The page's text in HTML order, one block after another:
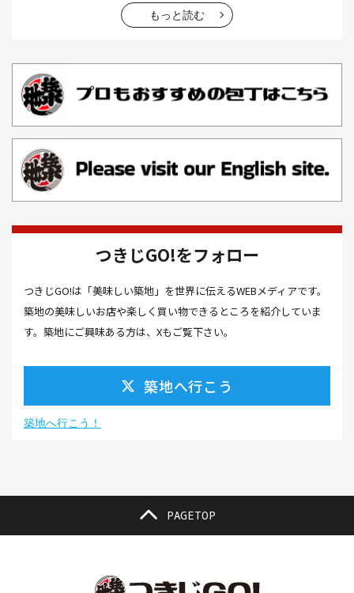
お寿司(2） お弁当(9）
お正月料理(20）
お汁粉 レシピ(1）
お肉(2） お花見(2） お茶(1） お雑煮(1）
お風呂(1） お餅(1） お魚捌き教室(1） かき氷(3）
カシューナッツ(2） カツオ 食べ方(1）
カツオのたたき(1） カツカレー(2） カニ(7）
カフェラテ(1） かまぼこ(1）
カラスミ(1） カルパッチョ(1） カレー(5）
ギフト(6） キムチ レシピ(1）
キムチ 市販(1）
グルメ(11）
ケーキ(3） ケーキ屋(1） コーヒー(7）
もっと読む
つきじGO!をフォロー
つきじGO!は「美味しい築地」を世界に伝えるWEBメディアです。
築地の美味しいお店や楽しく買い物できるところを紹介していま
す。築地にご興味ある方は、Xもご覧下さい。
築地へ行こう
築地へ行こう！
PAGETOP